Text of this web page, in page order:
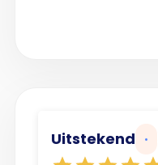
Uitstekend •